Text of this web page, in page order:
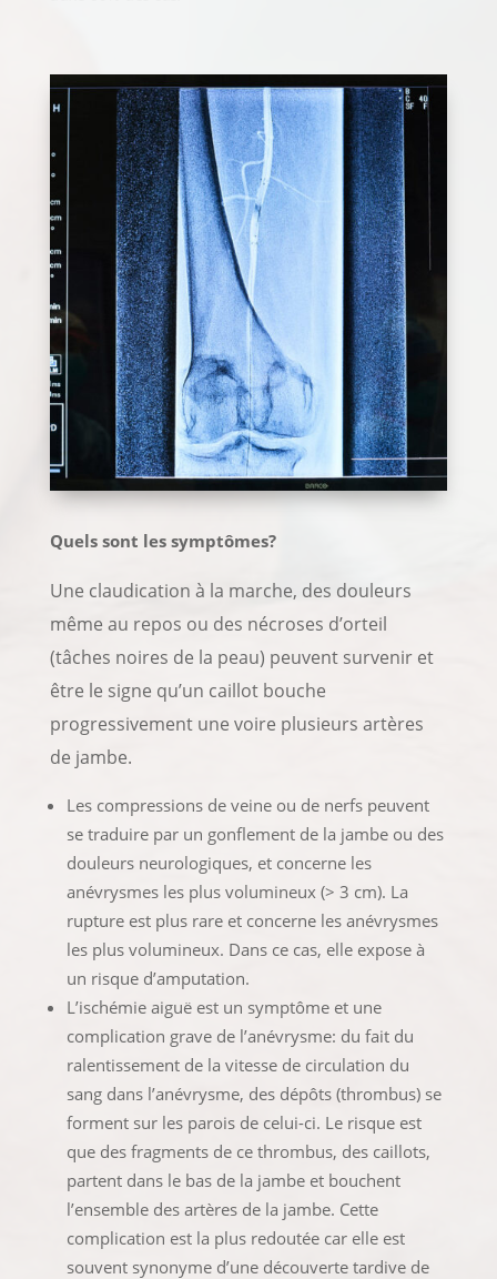
Quels sont les symptômes?
Une claudication à la marche, des douleurs
même au repos ou des nécroses d’orteil
(tâches noires de la peau) peuvent survenir et
être le signe qu’un caillot bouche
progressivement une voire plusieurs artères
de jambe.
Les compressions de veine ou de nerfs peuvent
se traduire par un gonflement de la jambe ou des
douleurs neurologiques, et concerne les
anévrysmes les plus volumineux (> 3 cm). La
rupture est plus rare et concerne les anévrysmes
les plus volumineux. Dans ce cas, elle expose à
un risque d’amputation.
L’ischémie aiguë est un symptôme et une
complication grave de l’anévrysme: du fait du
ralentissement de la vitesse de circulation du
sang dans l’anévrysme, des dépôts (thrombus) se
forment sur les parois de celui-ci. Le risque est
que des fragments de ce thrombus, des caillots,
partent dans le bas de la jambe et bouchent
l’ensemble des artères de la jambe. Cette
complication est la plus redoutée car elle est
souvent synonyme d’une découverte tardive de